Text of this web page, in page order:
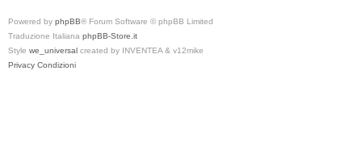
Powered by phpBB® Forum Software © phpBB Limited
Traduzione Italiana phpBB-Store.it
Style we_universal created by INVENTEA & v12mike
Privacy Condizioni